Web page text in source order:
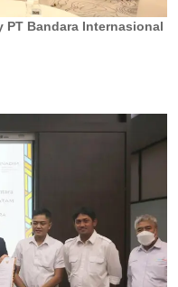
Bandara Internasional